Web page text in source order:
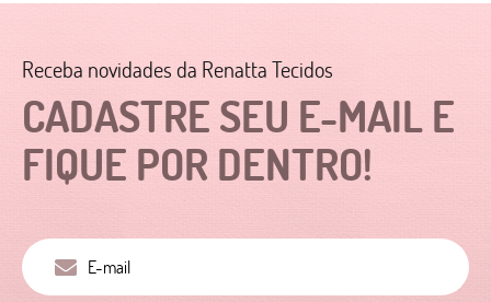
CADASTRE SEU E-MAIL E
FIQUE POR DENTRO!
Receba novidades da Renatta Tecidos